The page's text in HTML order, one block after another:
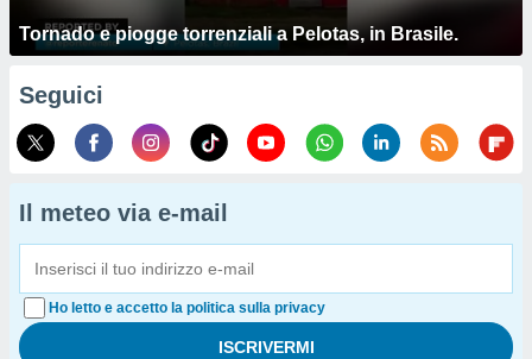
Tornado e piogge torrenziali a Pelotas, in Brasile.
Seguici
Il meteo via e-mail
Ho letto e accetto la politica sulla privacy